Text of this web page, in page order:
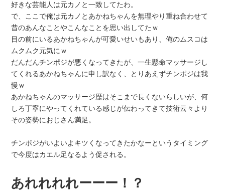
好きな芸能人は元カノと一致してたわ。
で、ここで俺は元カノとあかねちゃんを無理やり重ね合わせて
昔のあんなことやこんなことを思い出してたｗ
目の前にいるあかねちゃんが可愛いせいもあり、俺のムスコは
ムクムク元気にｗ
だんだんチンポジが悪くなってきたが、一生懸命マッサージし
てくれるあかねちゃんに申し訳なく、とりあえずチンポジは我
慢ｗ
あかねちゃんのマッサージ歴はそこまで長くないらしいが、何
しろ丁寧にやってくれている感じが伝わってきて技術云々より
その姿勢におじさん満足。
チンポジがいよいよキツくなってきたかなーというタイミング
で今度はカエル足なるよう促される。
あれれれれーーー！？